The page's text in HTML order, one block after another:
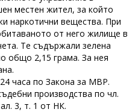
местен жител, за който
наркотични вещества. При
от него жилище в
Те съдържали зелена
общо 2,15 грама. За нея
часа по Закона за МВР.
производства по чл.
3, т. 1 от НК.